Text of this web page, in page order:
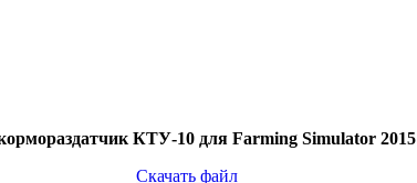
КТУ-10 для Farming Simulator 2015
Скачать файл